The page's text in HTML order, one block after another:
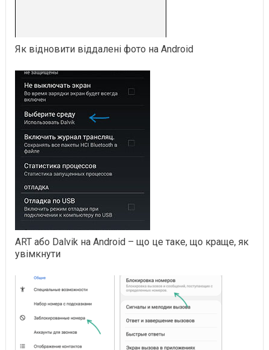
Як відновити віддалені фото на Android
ART або Dalvik на Android – що це таке, що краще, як
увімкнути